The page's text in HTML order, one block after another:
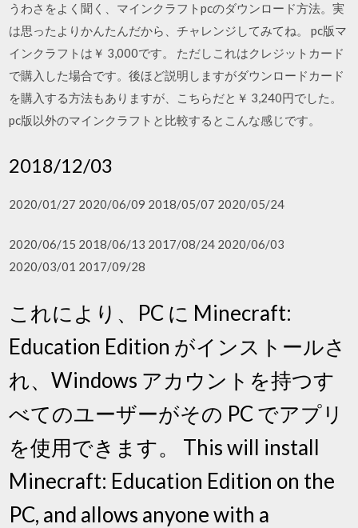
うわさをよく聞く、マインクラフトpcのダウンロード方法。実
は思ったよりかんたんだから、チャレンジしてみてね。 pc版マ
インクラフトは￥ 3,000です。 ただしこれはクレジットカード
で購入した場合です。後ほど説明しますがダウンロードカード
を購入する方法もありますが、こちらだと￥ 3,240円でした。
pc版以外のマインクラフトと比較するとこんな感じです。
2018/12/03
2020/01/27 2020/06/09 2018/05/07 2020/05/24
2020/06/15 2018/06/13 2017/08/24 2020/06/03
2020/03/01 2017/09/28
これにより、PC に Minecraft:
Education Edition がインストールさ
れ、Windows アカウントを持つす
べてのユーザーがその PC でアプリ
を使用できます。 This will install
Minecraft: Education Edition on the
PC, and allows anyone with a